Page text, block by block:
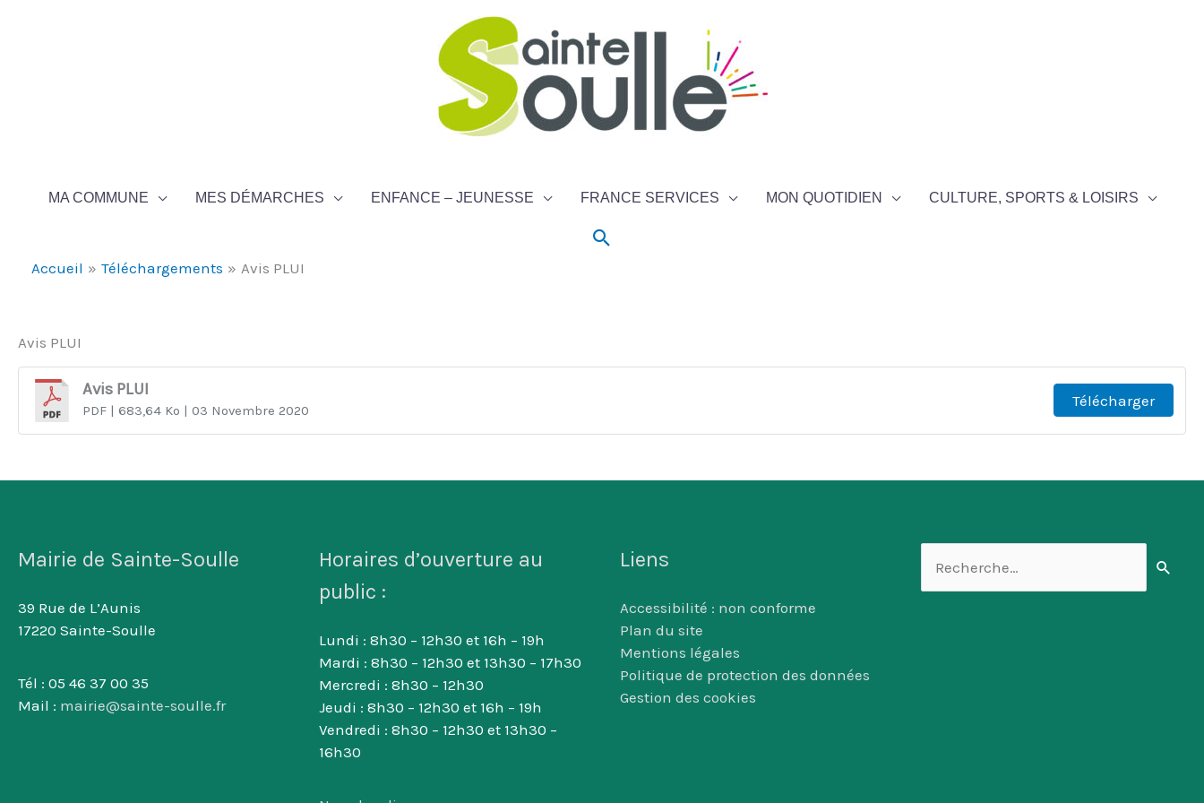
MA COMMUNE MES DÉMARCHES ENFANCE – JEUNESSE FRANCE SERVICES MON QUOTIDIEN CULTURE, SPORTS & LOISIRS
Rechercher
Accueil Téléchargements Avis PLUI
Avis PLUI
Avis PLUI
PDF| 683,64 Ko | 03 Novembre 2020
Télécharger
Mairie de Sainte-Soulle
39 Rue de L’Aunis
17220 Sainte-Soulle
Tél : 05 46 37 00 35
Mail : mairie@sainte-soulle.fr
Horaires d’ouverture au
public :
Lundi : 8h30 – 12h30 et 16h – 19h
Mardi : 8h30 – 12h30 et 13h30 – 17h30
Mercredi : 8h30 – 12h30
Jeudi : 8h30 – 12h30 et 16h – 19h
Vendredi : 8h30 – 12h30 et 13h30 –
16h30
Liens
Accessibilité : non conforme
Plan du site
Mentions légales
Politique de protection des données
Gestion des cookies